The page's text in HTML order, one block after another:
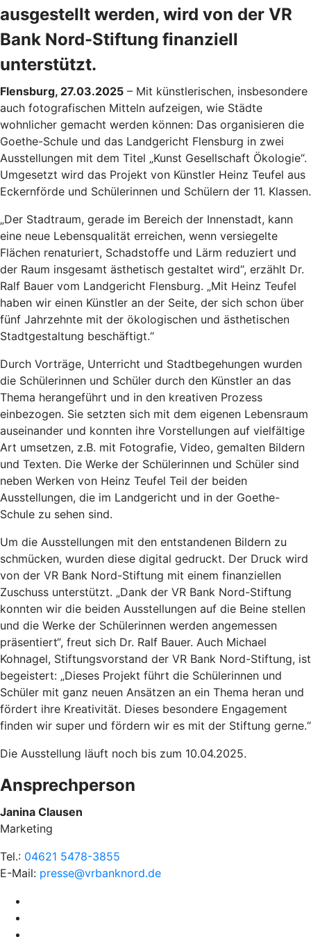
ausgestellt werden, wird von der VR
Bank Nord-Stiftung finanziell
unterstützt.
Flensburg, 27.03.2025 – Mit künstlerischen, insbesondere
auch fotografischen Mitteln aufzeigen, wie Städte
wohnlicher gemacht werden können: Das organisieren die
Goethe-Schule und das Landgericht Flensburg in zwei
Ausstellungen mit dem Titel „Kunst Gesellschaft Ökologie“.
Umgesetzt wird das Projekt von Künstler Heinz Teufel aus
Eckernförde und Schülerinnen und Schülern der 11. Klassen.
„Der Stadtraum, gerade im Bereich der Innenstadt, kann
eine neue Lebensqualität erreichen, wenn versiegelte
Flächen renaturiert, Schadstoffe und Lärm reduziert und
der Raum insgesamt ästhetisch gestaltet wird“, erzählt Dr.
Ralf Bauer vom Landgericht Flensburg. „Mit Heinz Teufel
haben wir einen Künstler an der Seite, der sich schon über
fünf Jahrzehnte mit der ökologischen und ästhetischen
Stadtgestaltung beschäftigt.“
Durch Vorträge, Unterricht und Stadtbegehungen wurden
die Schülerinnen und Schüler durch den Künstler an das
Thema herangeführt und in den kreativen Prozess
einbezogen. Sie setzten sich mit dem eigenen Lebensraum
auseinander und konnten ihre Vorstellungen auf vielfältige
Art umsetzen, z.B. mit Fotografie, Video, gemalten Bildern
und Texten. Die Werke der Schülerinnen und Schüler sind
neben Werken von Heinz Teufel Teil der beiden
Ausstellungen, die im Landgericht und in der Goethe-
Schule zu sehen sind.
Um die Ausstellungen mit den entstandenen Bildern zu
schmücken, wurden diese digital gedruckt. Der Druck wird
von der VR Bank Nord-Stiftung mit einem finanziellen
Zuschuss unterstützt. „Dank der VR Bank Nord-Stiftung
konnten wir die beiden Ausstellungen auf die Beine stellen
und die Werke der Schülerinnen werden angemessen
präsentiert“, freut sich Dr. Ralf Bauer. Auch Michael
Kohnagel, Stiftungsvorstand der VR Bank Nord-Stiftung, ist
begeistert: „Dieses Projekt führt die Schülerinnen und
Schüler mit ganz neuen Ansätzen an ein Thema heran und
fördert ihre Kreativität. Dieses besondere Engagement
finden wir super und fördern wir es mit der Stiftung gerne.“
Die Ausstellung läuft noch bis zum 10.04.2025.
Ansprechperson
Janina Clausen
Marketing
Tel.: 04621 5478-3855
E-Mail: presse@vrbanknord.de